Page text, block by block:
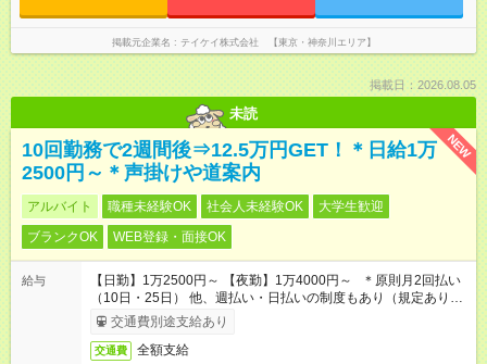
掲載元企業名 テイケイ株式会社 【東京・神奈川エリア】
掲載日：2026.08.05
未読
NEW
10回勤務で2週間後⇒12.5万円GET！＊日給1万
2500円～＊声掛けや道案内
アルバイト 職種未経験OK 社会人未経験OK
大学生歓迎
ブランクOK
WEB登録・面接OK
給与
【日勤】1万2500円～ 【夜勤】1万4000円～ ＊原則月2回払い
（10日・25日） 他、週払い・日払いの制度もあり（規定あり）
＃日収1万円以上
交通費別途支給あり
交通費 全額支給